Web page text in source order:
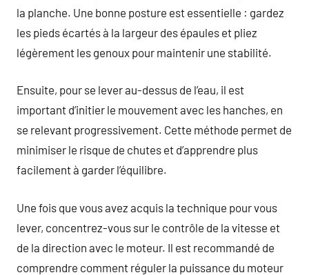
la planche. Une bonne posture est essentielle : gardez
les pieds écartés à la largeur des épaules et pliez
légèrement les genoux pour maintenir une stabilité.
Ensuite, pour se lever au-dessus de l’eau, il est
important d’initier le mouvement avec les hanches, en
se relevant progressivement. Cette méthode permet de
minimiser le risque de chutes et d’apprendre plus
facilement à garder l’équilibre.
Une fois que vous avez acquis la technique pour vous
lever, concentrez-vous sur le contrôle de la vitesse et
de la direction avec le moteur. Il est recommandé de
comprendre comment réguler la puissance du moteur